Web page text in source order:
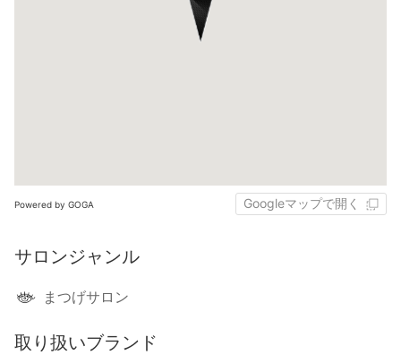
Powered by GOGA Googleマップで開く
サロンジャンル
まつげサロン
取り扱いブランド